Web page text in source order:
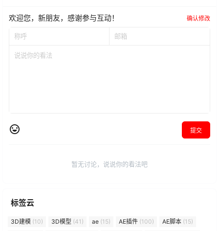
欢迎您，新朋友，感谢参与互动！ 确认修改
提交
暂无讨论，说说你的看法吧
标签云
3D建模 (10) 3D模型 (41) ae (15) AE插件 (100) AE脚本 (15)